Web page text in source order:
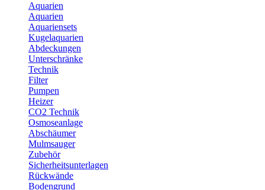
Aquarien
Aquarien
Aquariensets
Kugelaquarien
Abdeckungen
Unterschränke
Technik
Filter
Pumpen
Heizer
CO2 Technik
Osmoseanlage
Abschäumer
Mulmsauger
Zubehör
Sicherheitsunterlagen
Rückwände
Bodengrund